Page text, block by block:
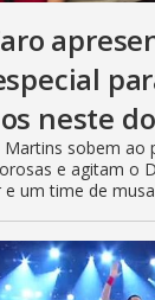
neste
Martins sobem ao
e agitam o
um time de